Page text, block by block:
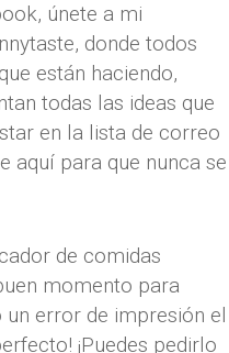
únete a mi
donde todos
están haciendo,
todas las ideas que
en la lista de correo
aquí para que nunca se
de comidas
momento para
error de impresión el
¡Puedes pedirlo